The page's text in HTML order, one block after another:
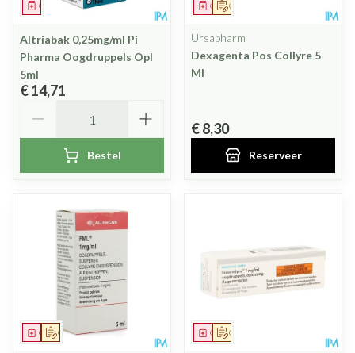
Geneesmiddel
Altriabak 0,25mg/ml Pi
Pharma Oogdruppels Opl
5ml
€ 14,71
Bestel
Op voorschrift
Geneesmiddel
Ursapharm
Dexagenta Pos Collyre 5
Ml
€ 8,30
Reserveer
Op voorschrift
Geneesmiddel Op voorschrift
Geneesmiddel